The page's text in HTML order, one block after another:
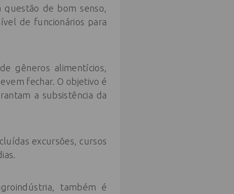
questão de bom senso,
de funcionários para
gêneros alimentícios,
fechar. O objetivo é
a subsistência da
excursões, cursos
também é